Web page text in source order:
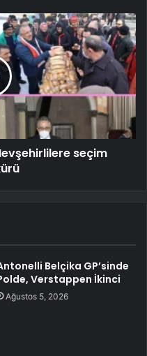
seçim
Belçika GP’sinde
Verstappen İkinci
Ağustos 5, 2026